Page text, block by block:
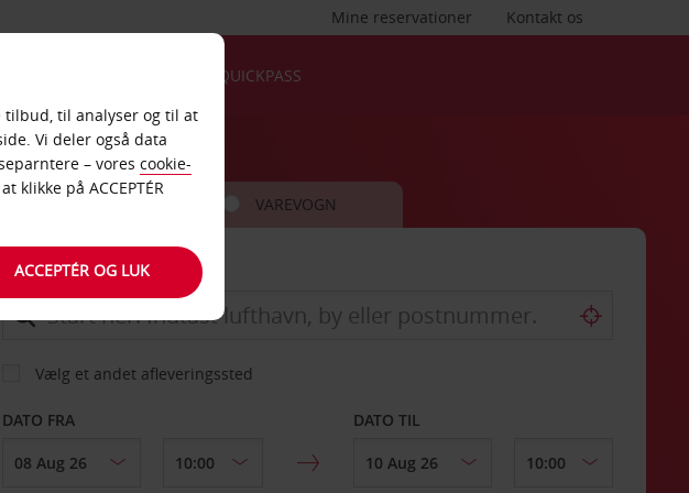
Kontakt os
Mine reservationer
QUICKPASS
BIL VAREVOGN
AFHENT FRA
Vælg et andet afleveringssted
DATO FRA DATO TIL
tilbud, til analyser og til at
Vi deler også data
– vores cookie-
klikke på ACCEPTÉR
ACCEPTÉR OG LUK